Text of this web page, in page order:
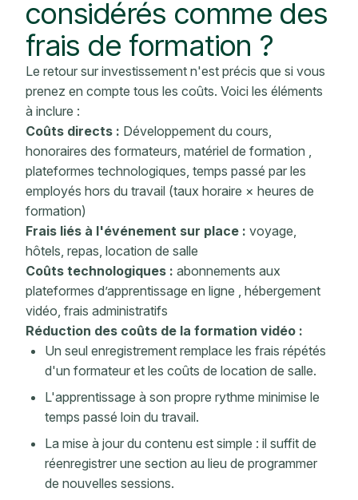
considérés comme des
frais de formation ?
Le retour sur investissement n'est précis que si vous
prenez en compte tous les coûts. Voici les éléments
à inclure :
Coûts directs : Développement du cours,
honoraires des formateurs, matériel de formation
plateformes technologiques, temps passé par les
employés hors du travail (taux horaire × heures de
formation)
Frais liés à l'événement sur place : voyage,
hôtels, repas, location de salle
Coûts technologiques : abonnements aux
plateformes d’apprentissage en ligne
, hébergement
vidéo, frais administratifs
Réduction des coûts de la formation vidéo :
Un seul enregistrement remplace les frais répétés
d'un formateur et les coûts de location de salle.
L'apprentissage à son propre rythme minimise le
temps passé loin du travail.
La mise à jour du contenu est simple : il suffit de
réenregistrer une section au lieu de programmer
de nouvelles sessions.